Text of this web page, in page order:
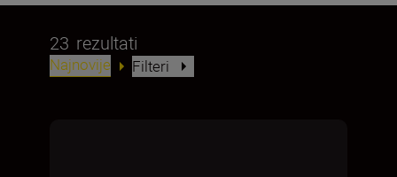
23 rezultati
Najnovije Filteri